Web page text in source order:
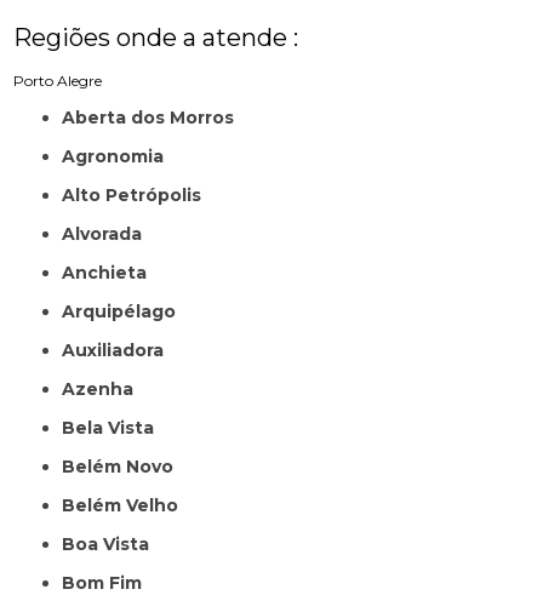
Regiões onde a atende :
Porto Alegre
Aberta dos Morros
Agronomia
Alto Petrópolis
Alvorada
Anchieta
Arquipélago
Auxiliadora
Azenha
Bela Vista
Belém Novo
Belém Velho
Boa Vista
Bom Fim